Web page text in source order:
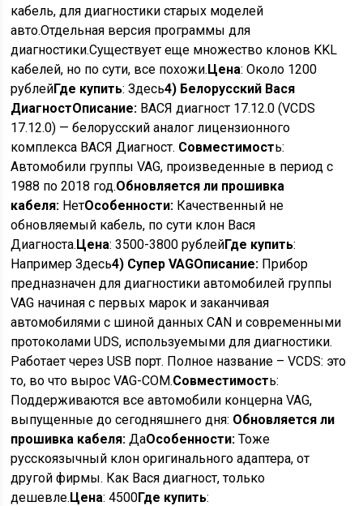
кабель, для диагностики старых моделей
авто.Отдельная версия программы для
диагностики.Существует еще множество клонов KKL
кабелей, но по сути, все похожи.Цена: Около 1200
рублейГде купить: Здесь4) Белорусский Вася
ДиагностОписание: ВАСЯ диагност 17.12.0 (VCDS
17.12.0) — белорусский аналог лицензионного
комплекса ВАСЯ Диагност. Совместимость:
Автомобили группы VAG, произведенные в период с
1988 по 2018 год.Обновляется ли прошивка
кабеля: НетОсобенности: Качественный не
обновляемый кабель, по сути клон Вася
Диагноста.Цена: 3500-3800 рублейГде купить:
Например Здесь4) Супер VAGОписание: Прибор
предназначен для диагностики автомобилей группы
VAG начиная с первых марок и заканчивая
автомобилями с шиной данных CAN и современными
протоколами UDS, используемыми для диагностики.
Работает через USB порт. Полное название – VCDS: это
то, во что вырос VAG-COM.Совместимость:
Поддерживаются все автомобили концерна VAG,
выпущенные до сегодняшнего дня: Обновляется ли
прошивка кабеля: ДаОсобенности:Тоже
русскоязычный клон оригинального адаптера, от
другой фирмы. Как Вася диагност, только
дешевле.Цена: 4500Где купить: